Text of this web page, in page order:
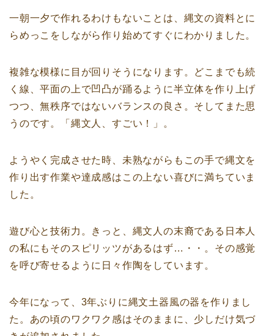
一朝一夕で作れるわけもないことは、縄文の資料とに
らめっこをしながら作り始めてすぐにわかりました。
複雑な模様に目が回りそうになります。どこまでも続
く線、平面の上で凹凸が踊るように半立体を作り上げ
つつ、無秩序ではないバランスの良さ。そしてまた思
うのです。「縄文人、すごい！」。
ようやく完成させた時、未熟ながらもこの手で縄文を
作り出す作業や達成感はこの上ない喜びに満ちていま
した。
遊び心と技術力。きっと、縄文人の末裔である日本人
の私にもそのスピリッツがあるはず…・・。その感覚
を呼び寄せるように日々作陶をしています。
今年になって、3年ぶりに縄文土器風の器を作りまし
た。あの頃のワクワク感はそのままに、少しだけ気づ